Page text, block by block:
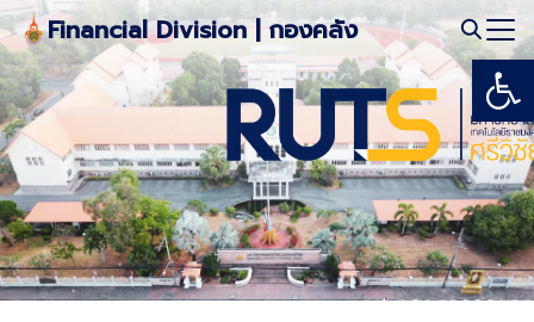
Skip
to
content
Financial Division | กองคลัง
Search
for: